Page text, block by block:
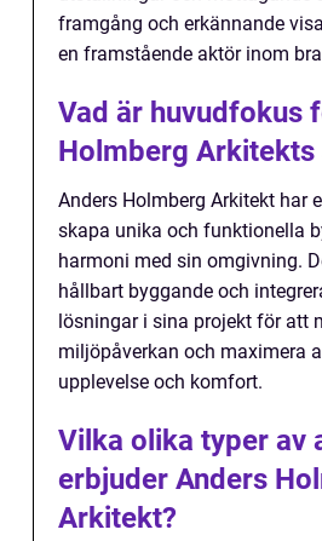
framgång och erkännande
en framstående aktör inom
Vad är huvudfokus
Holmberg Arkitekts
Anders Holmberg Arkitekt har
skapa unika och funktionella
harmoni med sin omgivning.
hållbart byggande och
lösningar i sina projekt för att
miljöpåverkan och maximera
upplevelse och komfort.
Vilka olika typer av
erbjuder Anders
Arkitekt?